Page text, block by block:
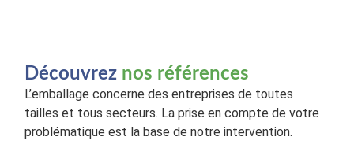
Découvrez nos références
L’emballage concerne des entreprises de toutes
tailles et tous secteurs. La prise en compte de votre
problématique est la base de notre intervention.